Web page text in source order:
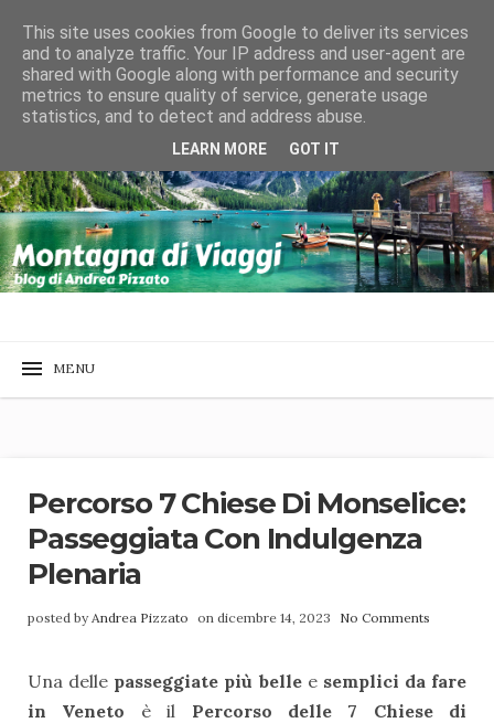
Percorso 7 Chiese Di Monselice:
Passeggiata Con Indulgenza
Plenaria
posted by Andrea Pizzato on dicembre 14, 2023 No Comments
Una delle passeggiate più belleesemplici da fare
in Veneto è il Percorso delle 7 Chiese di
This site uses cookies from Google to deliver its services
and to analyze traffic. Your IP address and user-agent are
shared with Google along with performance and security
metrics to ensure quality of service, generate usage
statistics, and to detect and address abuse.
LEARN MORE GOT IT